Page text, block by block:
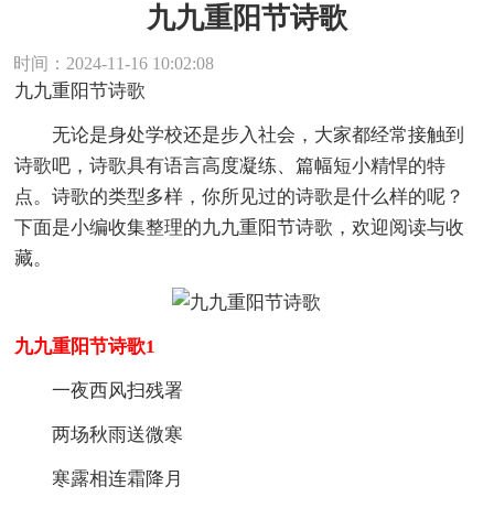
九九重阳节诗歌
时间：2024-11-16 10:02:08
九九重阳节诗歌
无论是身处学校还是步入社会，大家都经常接触到
诗歌吧，诗歌具有语言高度凝练、篇幅短小精悍的特
点。诗歌的类型多样，你所见过的诗歌是什么样的呢？
下面是小编收集整理的九九重阳节诗歌，欢迎阅读与收
藏。
九九重阳节诗歌1
一夜西风扫残署
两场秋雨送微寒
寒露相连霜降月